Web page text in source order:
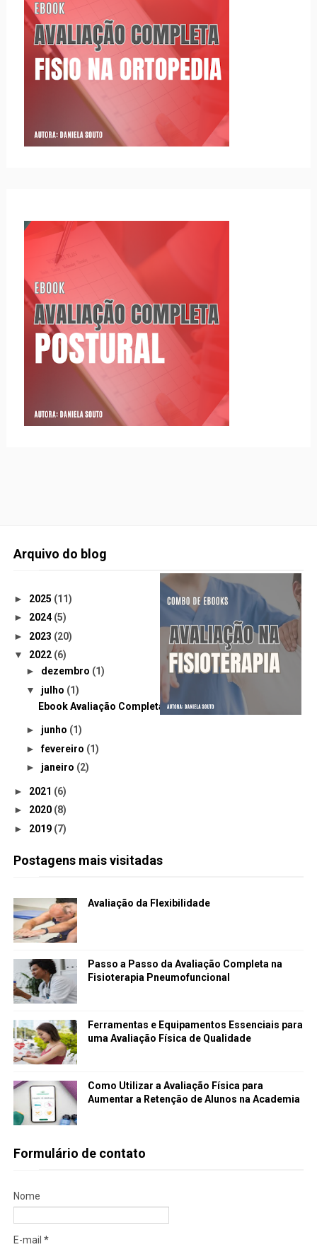
Arquivo do blog
► 2025 (11)
► 2024(5)
► 2023 (20)
▼ 2022 (6)
► dezembro (1)
▼ julho (1)
Ebook Avaliação Completa - Fisio na Ortopedia
► junho (1)
►fevereiro (1)
► janeiro (2)
► 2021 (6)
► 2020 (8)
► 2019 (7)
Postagens mais visitadas
Avaliação da Flexibilidade
Passo a Passo da Avaliação Completa na
Fisioterapia Pneumofuncional
Ferramentas e Equipamentos Essenciais para
uma Avaliação Física de Qualidade
Como Utilizar a Avaliação Física para
Aumentar a Retenção de Alunos na Academia
Formulário de contato
Nome
E-mail *